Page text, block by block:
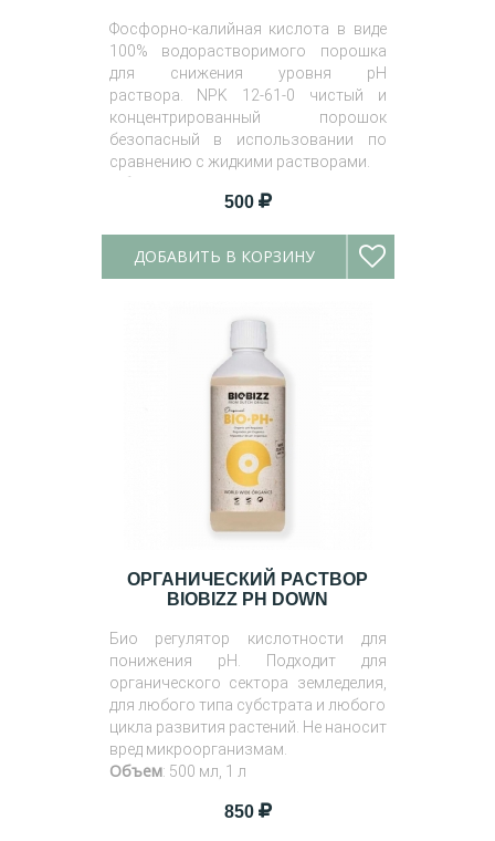
Фосфорно-калийная кислота в виде
100% водорастворимого порошка
для снижения уровня pH
раствора. NPK 12-61-0 чистый и
концентрированный порошок
безопасный в использовании по
сравнению с жидкими растворами.
Объем
500
ДОБАВИТЬ В КОРЗИНУ
ОРГАНИЧЕСКИЙ РАСТВОР
BIOBIZZ PH DOWN
Био регулятор кислотности для
понижения pH. Подходит для
органического сектора земледелия,
для любого типа субстрата и любого
цикла развития растений. Не наносит
вред микроорганизмам.
Объем: 500 мл, 1 л
850